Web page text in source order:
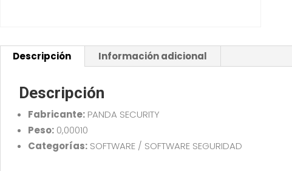
Descripción Información adicional
Descripción
Fabricante:PANDA SECURITY
Peso:0,00010
Categorías:SOFTWARE / SOFTWARE SEGURIDAD